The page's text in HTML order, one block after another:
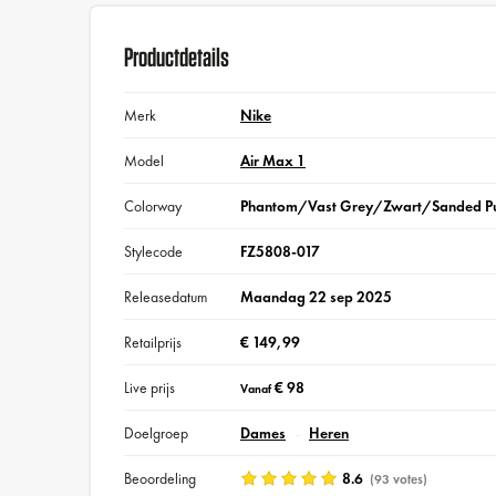
Productdetails
Merk Nike
Model Air Max 1
Colorway Phantom/Vast Grey/Zwart/Sanded
Stylecode FZ5808-017
Releasedatum Maandag 22 sep 2025
Retailprijs € 149,99
Live prijs Vanaf€ 98
Doelgroep Dames Heren
Beoordeling 8.6 (93 votes)